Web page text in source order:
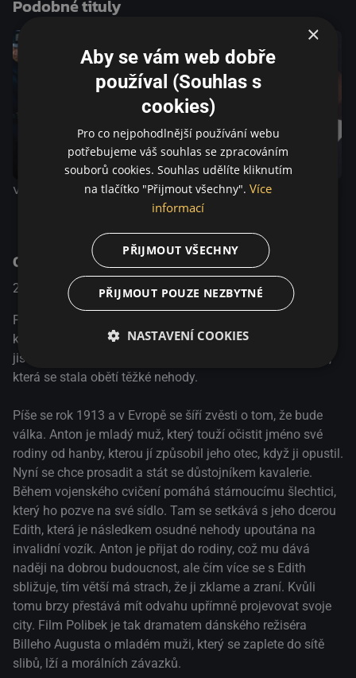
do rodiny, což mu dává naději na dobrou budoucnost, ale
zklame a zraní. Kvůli tomu brzy přestává mít odvahu
upřímně projevovat svoje city. Film Polibek je tak
dramatem dánského režiséra Billeho Augusta o mladém
muži, který se zaplete do sítě slibů, lží a morálních
Podobné tituly
V Mariině ráji Dobrý zrádce Dohoda
O pořadu
2022 Dánsko Drama / Romantický
Příběh sleduje Antona, který se touží stát důstojníkem
kavalerie. Během cvičení nařídí své četě, aby pomohla
jistému baronovi. Díky tomu se setká s jeho dcerou Edith,
která se stala obětí těžké nehody.
Píše se rok 1913 a v Evropě se šíří zvěsti o tom, že bude
válka. Anton je mladý muž, který touží očistit jméno své
rodiny od hanby, kterou jí způsobil jeho otec, když ji opustil.
Nyní se chce prosadit a stát se důstojníkem kavalerie.
Během vojenského cvičení pomáhá stárnoucímu šlechtici,
který ho pozve na své sídlo. Tam se setkává s jeho dcerou
Edith, která je následkem osudné nehody upoutána na
invalidní vozík. Anton je přijat do rodiny, což mu dává
naději na dobrou budoucnost, ale čím více se s Edith
sbližuje, tím větší má strach, že ji zklame a zraní. Kvůli
tomu brzy přestává mít odvahu upřímně projevovat svoje
city. Film Polibek je tak dramatem dánského režiséra
Billeho Augusta o mladém muži, který se zaplete do sítě
slibů, lží a morálních závazků.
×
Aby se vám web dobře
používal (Souhlas s
cookies)
Pro co nejpohodlnější používání webu
potřebujeme váš souhlas se zpracováním
souborů cookies. Souhlas udělíte kliknutím
na tlačítko "Přijmout všechny". Více
informací
PŘIJMOUT VŠECHNY
PŘIJMOUT POUZE NEZBYTNÉ
NASTAVENÍ COOKIES